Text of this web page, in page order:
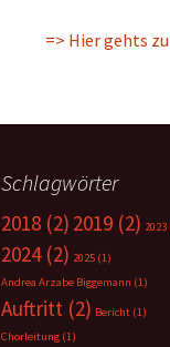
=> Hier gehts
Schlagwörter
2018 (2) 2019 (2) 2023
2024(2) 2025 (1)
Andrea Arzabe Biggemann (1)
Auftritt (2) Bericht (1)
Chorleitung (1)